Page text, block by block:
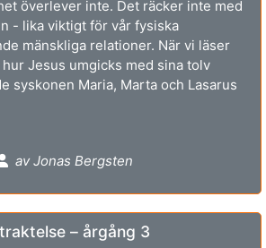
överlever inte. Det räcker inte med
- lika viktigt för vår fysiska
mänskliga relationer. När vi läser
Jesus umgicks med sina tolv
syskonen Maria, Marta och Lasarus
av Jonas Bergsten
– årgång 3